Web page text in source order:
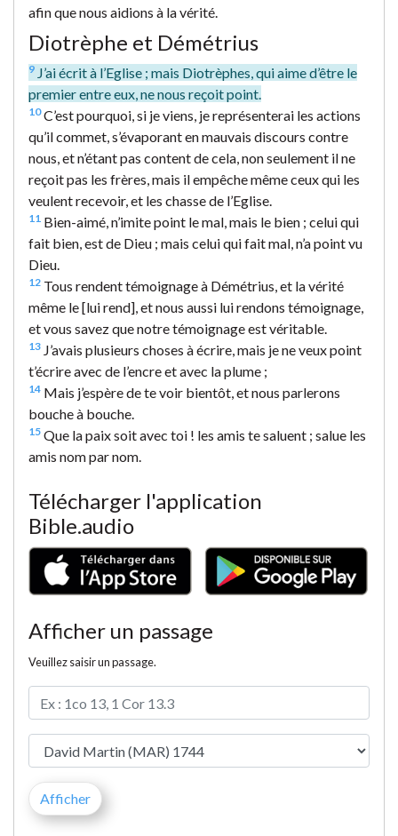
afin que nous aidions à la vérité.
Diotrèphe et Démétrius
9 J’ai écrit à l’Eglise ; mais Diotrèphes, qui aime d’être le
premier entre eux, ne nous reçoit point.
10C’est pourquoi, si je viens, je représenterai les actions
qu’il commet, s’évaporant en mauvais discours contre
nous, et n’étant pas content de cela, non seulement il ne
reçoit pas les frères, mais il empêche même ceux qui les
veulent recevoir, et les chasse de l’Eglise.
11 Bien-aimé, n’imite point le mal, mais le bien ; celui qui
fait bien, est de Dieu ; mais celui qui fait mal, n’a point vu
Dieu.
12 Tous rendent témoignage à Démétrius, et la vérité
même le [lui rend], et nous aussi lui rendons témoignage,
et vous savez que notre témoignage est véritable.
13 J’avais plusieurs choses à écrire, mais je ne veux point
t’écrire avec de l’encre et avec la plume ;
14 Mais j’espère de te voir bientôt, et nous parlerons
bouche à bouche.
15 Que la paix soit avec toi ! les amis te saluent ; salue les
amis nom par nom.
Télécharger l'application
Bible.audio
Afficher un passage
Veuillez saisir un passage.